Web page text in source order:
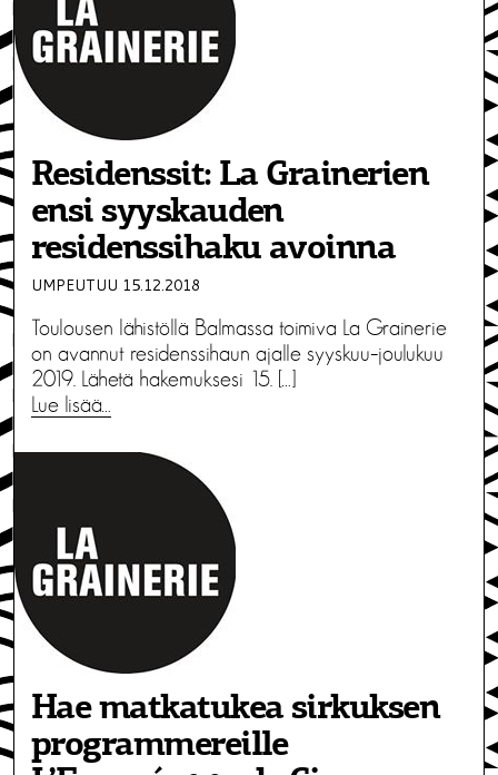
Residenssit: La Grainerien
ensi syyskauden
residenssihaku avoinna
UMPEUTUU 15.12.2018
Toulousen lähistöllä Balmassa toimiva La Grainerie
on avannut residenssihaun ajalle syyskuu–joulukuu
2019. Lähetä hakemuksesi 15. […]
Lue lisää…
Hae matkatukea sirkuksen
programmereille